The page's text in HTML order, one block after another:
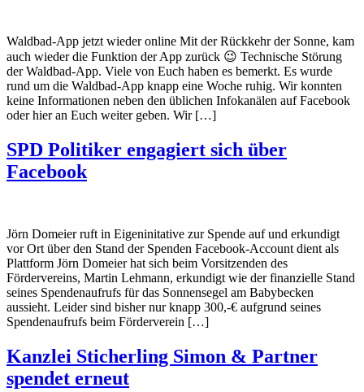
Waldbad-App jetzt wieder online Mit der Rückkehr der Sonne, kam
auch wieder die Funktion der App zurück 😉 Technische Störung
der Waldbad-App. Viele von Euch haben es bemerkt. Es wurde
rund um die Waldbad-App knapp eine Woche ruhig. Wir konnten
keine Informationen neben den üblichen Infokanälen auf Facebook
oder hier an Euch weiter geben. Wir […]
SPD Politiker engagiert sich über
Facebook
Jörn Domeier ruft in Eigeninitative zur Spende auf und erkundigt
vor Ort über den Stand der Spenden Facebook-Account dient als
Plattform Jörn Domeier hat sich beim Vorsitzenden des
Fördervereins, Martin Lehmann, erkundigt wie der finanzielle Stand
seines Spendenaufrufs für das Sonnensegel am Babybecken
aussieht. Leider sind bisher nur knapp 300,-€ aufgrund seines
Spendenaufrufs beim Förderverein […]
Kanzlei Sticherling Simon & Partner
spendet erneut